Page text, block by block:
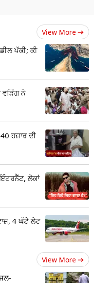
View More
ਪੱਕੀ; ਕੀ
ਵੜਿੰਗ ਨੇ
ਹਜ਼ਾਰ ਦੀ
ਲੋਕਾਂ
4 ਘੰਟੇ ਲੇਟ
View More